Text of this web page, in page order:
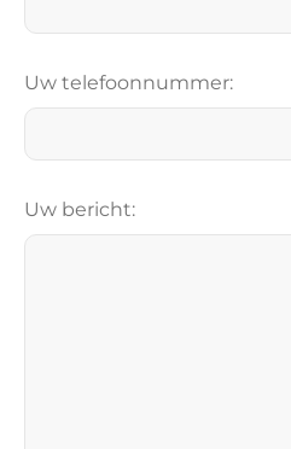
n
a
Uw telefoonnummer:
Uw bericht: